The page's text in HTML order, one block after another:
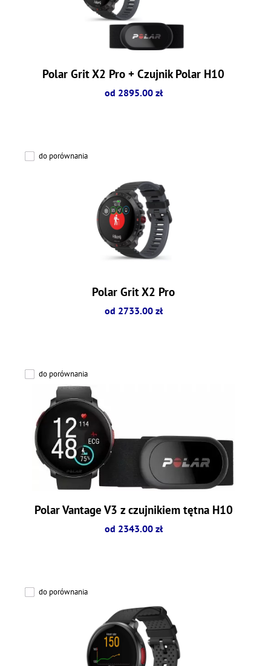
Polar Grit X2 Pro + Czujnik Polar H10
od 2895.00 zł
do porównania
Polar Grit X2 Pro
od 2733.00 zł
do porównania
Polar Vantage V3 z czujnikiem tętna H10
od 2343.00 zł
do porównania